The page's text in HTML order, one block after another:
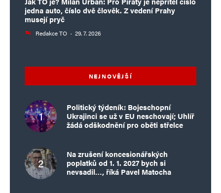
jedna auto, číslo dvě člověk. Z vedení Prahy
musejí pryč
Redakce TO · 29. 7. 2026
NEJNOVĚJŠÍ
Politický týdeník: Bojeschopní
Ukrajinci se už v EU neschovají; Uhlíř
žádá odškodnění pro oběti střelce
Na zrušení koncesionářských
poplatků od 1. 1. 2027 bych si
nevsadil…, říká Pavel Matocha